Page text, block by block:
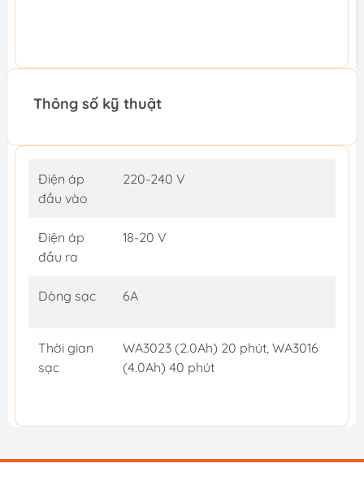
Thông số kỹ thuật
Điện áp
đầu vào
220-240 V
Điện áp
đầu ra
18-20 V
Dòng sạc 6A
Thời gian
sạc
WA3023 (2.0Ah) 20 phút, WA3016
(4.0Ah) 40 phút